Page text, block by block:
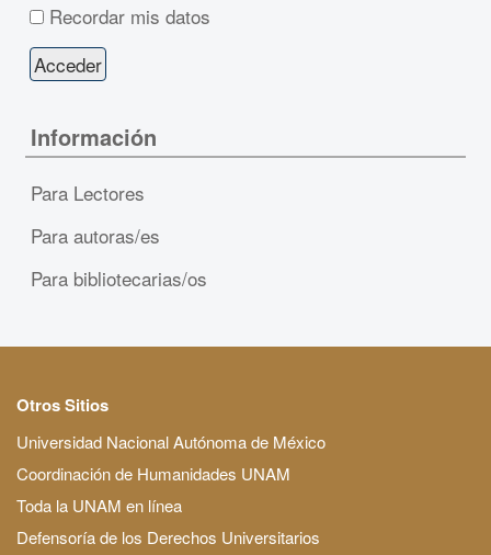
Recordar mis datos
Información
Para Lectores
Para autoras/es
Para bibliotecarias/os
Otros Sitios
Universidad Nacional Autónoma de México
Coordinación de Humanidades UNAM
Toda la UNAM en línea
Defensoría de los Derechos Universitarios